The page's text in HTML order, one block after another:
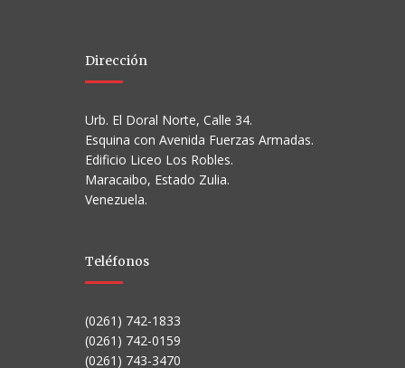
Dirección
Urb. El Doral Norte, Calle 34.
Esquina con Avenida Fuerzas Armadas.
Edificio Liceo Los Robles.
Maracaibo, Estado Zulia.
Venezuela.
Teléfonos
(0261) 742-1833
(0261) 742-0159
(0261) 743-3470